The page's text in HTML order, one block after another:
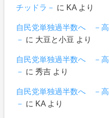
チッドラ－ に KAより
自民党単独過半数へ －
－ に 大豆と小豆 より
自民党単独過半数へ －
－ に 秀吉より
自民党単独過半数へ －
－ に KAより